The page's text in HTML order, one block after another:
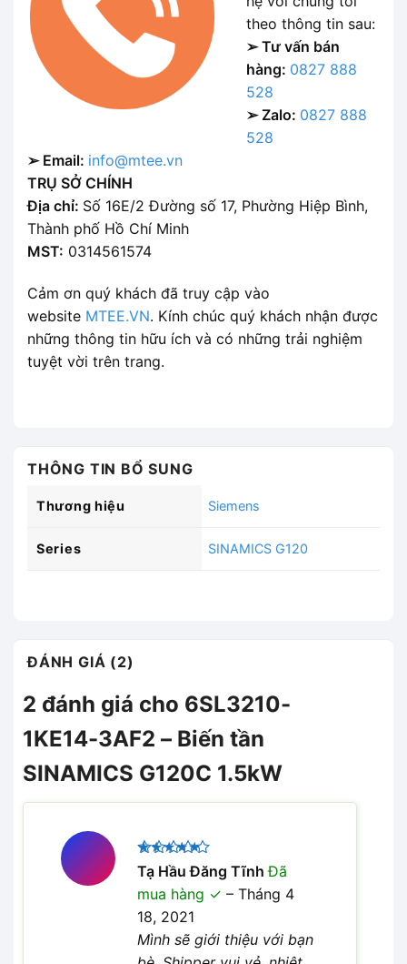
theo thông tin sau:
➢ Tư vấn bán
hàng: 0827 888
528
➢ Zalo: 0827 888
528
➢ Email: info@mtee.vn
TRỤ SỞ CHÍNH
Địa chỉ: Số 16E/2 Đường số 17, Phường Hiệp Bình,
Thành phố Hồ Chí Minh
MST: 0314561574
Cảm ơn quý khách đã truy cập vào
website MTEE.VN. Kính chúc quý khách nhận được
những thông tin hữu ích và có những trải nghiệm
tuyệt vời trên trang.
THÔNG TIN BỔ SUNG
Thương hiệu Siemens
Series SINAMICS G120
ĐÁNH GIÁ (2)
2 đánh giá cho 6SL3210-
1KE14-3AF2 – Biến tần
SINAMICS G120C 1.5kW
Được xếp
hạng5
sao
Tạ Hầu Đăng TĩnhĐã
mua hàng
– Tháng 4
18, 2021
Mình sẽ giới thiệu với bạn